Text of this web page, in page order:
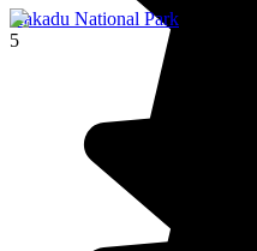
Kakadu National Park
5